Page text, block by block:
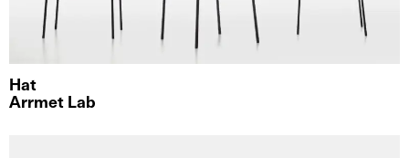
Hat
Arrmet Lab